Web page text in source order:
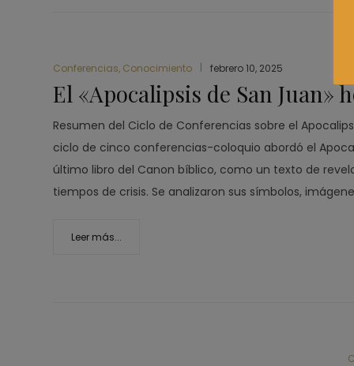
Conferencias, Conocimiento febrero 10, 2025
El «Apocalipsis de San Juan»
Resumen del Ciclo de Conferencias sobre el
ciclo de cinco conferencias-coloquio abordó el
último libro del Canon bíblico, como un texto de
tiempos de crisis. Se analizaron sus símbolos,
Leer más...